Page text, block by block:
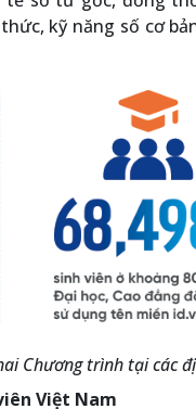
kỹ năng số cơ
Chương trình tại các
Việt Nam